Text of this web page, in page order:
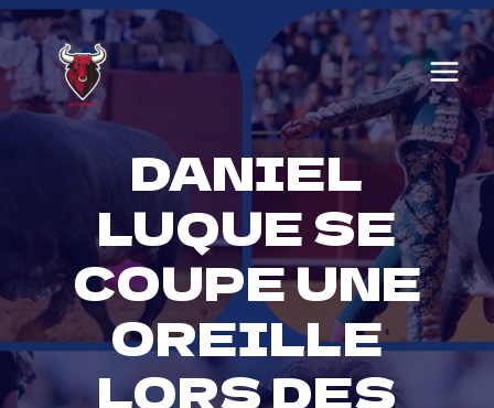
Skip
to
content
DANIEL
LUQUE SE
COUPE UNE
OREILLE
LORS DES